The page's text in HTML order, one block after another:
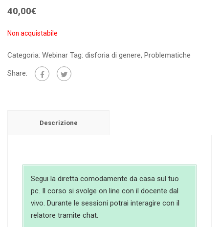
40,00€
Non acquistabile
Categoria: Webinar Tag: disforia di genere, Problematiche
Share:
Descrizione
Segui la diretta comodamente da casa sul tuo
pc. Il corso si svolge on line con il docente dal
vivo. Durante le sessioni potrai interagire con il
relatore tramite chat.